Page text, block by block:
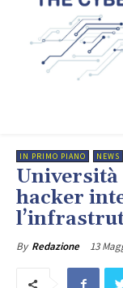
IN PRIMO PIANO NEWS
Università
hacker
By Redazione 13